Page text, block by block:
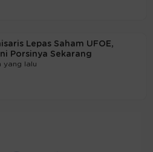
Lepas Saham UFOE,
Porsinya Sekarang
yang lalu